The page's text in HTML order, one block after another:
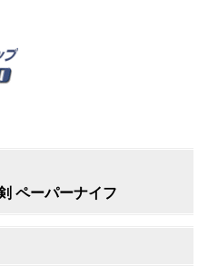
ペーパーナイフ